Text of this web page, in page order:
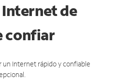
de
confiar
un Internet rápido y confiable